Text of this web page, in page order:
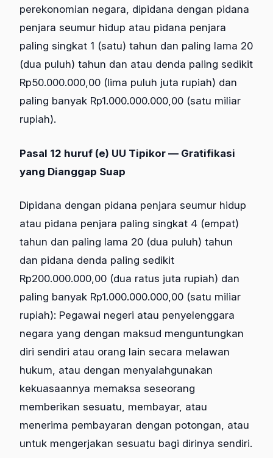
perekonomian negara, dipidana dengan pidana
penjara seumur hidup atau pidana penjara
paling singkat 1 (satu) tahun dan paling lama 20
(dua puluh) tahun dan atau denda paling sedikit
Rp50.000.000,00 (lima puluh juta rupiah) dan
paling banyak Rp1.000.000.000,00 (satu miliar
rupiah).
Pasal 12 huruf (e) UU Tipikor — Gratifikasi
yang Dianggap Suap
Dipidana dengan pidana penjara seumur hidup
atau pidana penjara paling singkat 4 (empat)
tahun dan paling lama 20 (dua puluh) tahun
dan pidana denda paling sedikit
Rp200.000.000,00 (dua ratus juta rupiah) dan
paling banyak Rp1.000.000.000,00 (satu miliar
rupiah): Pegawai negeri atau penyelenggara
negara yang dengan maksud menguntungkan
diri sendiri atau orang lain secara melawan
hukum, atau dengan menyalahgunakan
kekuasaannya memaksa seseorang
memberikan sesuatu, membayar, atau
menerima pembayaran dengan potongan, atau
untuk mengerjakan sesuatu bagi dirinya sendiri.